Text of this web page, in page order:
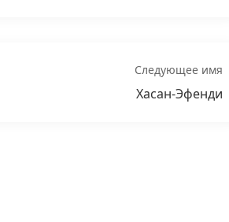
Следующее имя
Хасан-Эфенди